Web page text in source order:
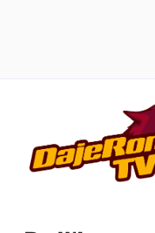
contenuto